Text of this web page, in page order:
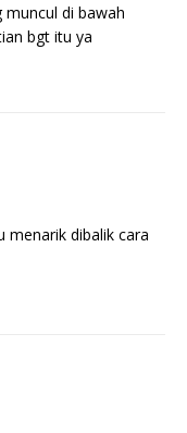
muncul di bawah
bgt itu ya
menarik dibalik cara